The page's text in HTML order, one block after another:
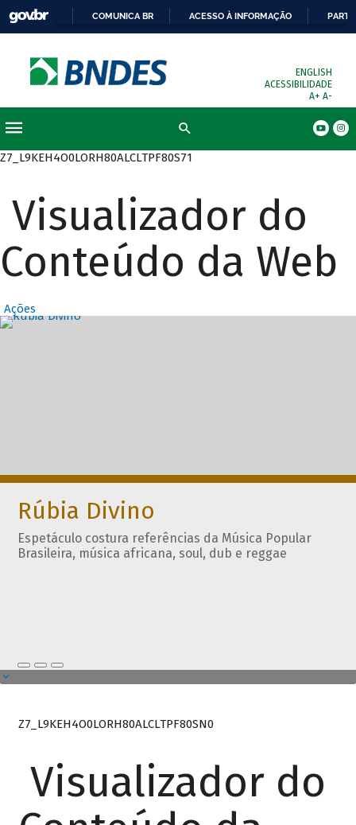
COMUNICA BR ACESSO À INFORMAÇÃO
ENGLISH
ACESSIBILIDADE
A+ A-
Z7_L9KEH4O0LORH80ALCLTPF80S71
Visualizador do
Conteúdo da Web
Ações
Destaques
Rúbia Divino
Espetáculo costura referências da Música Popular
Brasileira, música africana, soul, dub e reggae
Z7_L9KEH4O0LORH80ALCLTPF80SN0
Visualizador do